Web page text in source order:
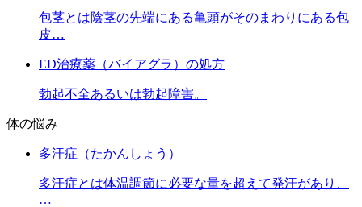
包茎とは陰茎の先端にある亀頭がそのまわりにある包
皮…
ED治療薬（バイアグラ）の処方
勃起不全あるいは勃起障害。
体の悩み
多汗症（たかんしょう）
多汗症とは体温調節に必要な量を超えて発汗があり、
…